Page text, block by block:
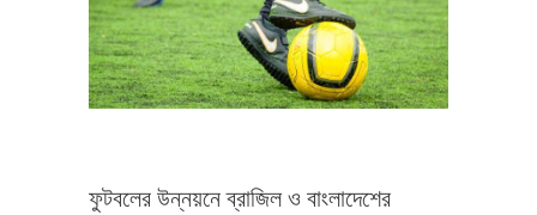
ফুটবলের উন্নয়নে ব্রাজিল ও বাংলাদেশের